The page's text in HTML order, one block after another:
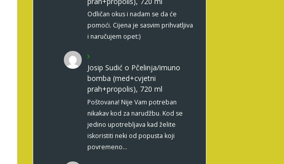
Odličan okus i nadam se da će
pomoći. Cijena je sasvim prihvatljiva
i naručujem opet:)
Josip Sudić o Pčelinja/imuno
bomba (med+cvjetni
prah+propolis), 720 ml
Poštovana! Nije Vam potreban
nikakav kod za narudžbu. Kod se
jedino upotrebljava kad želite
iskoristiti neki od popusta koji
povremeno…